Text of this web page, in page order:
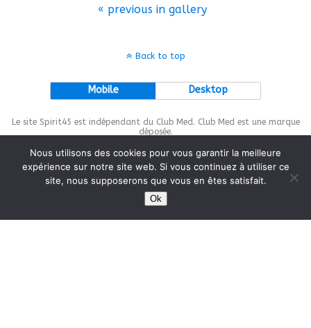
« previous in gallery
Back to top
Mobile Desktop
Le site Spirit45 est indépendant du Club Med. Club Med est une marque
déposée.
This site is protected bywp-copyrightpro.com
Nous utilisons des cookies pour vous garantir la meilleure
expérience sur notre site web. Si vous continuez à utiliser ce
site, nous supposerons que vous en êtes satisfait.
Ok